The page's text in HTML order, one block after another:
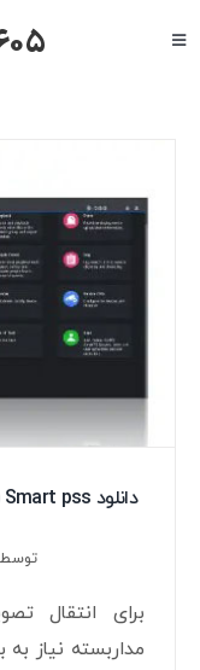
to
Toggle
میکروتیک
درباره ما
برای انتقال
مداربسته نیاز